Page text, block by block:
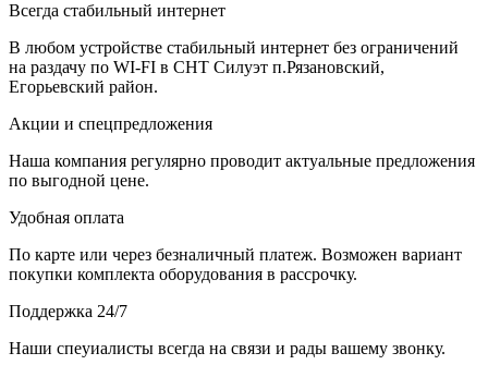
Всегда стабильный интернет
В любом устройстве стабильный интернет без ограничений
на раздачу по WI-FI в СНТ Силуэт п.Рязановский,
Егорьевский район.
Акции и спецпредложения
Наша компания регулярно проводит актуальные предложения
по выгодной цене.
Удобная оплата
По карте или через безналичный платеж. Возможен вариант
покупки комплекта оборудования в рассрочку.
Поддержка 24/7
Наши спеуиалисты всегда на связи и рады вашему звонку.